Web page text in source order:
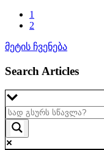
ჟურნალისტიკას. ...
1
2
მეტის ჩვენება
Search Articles